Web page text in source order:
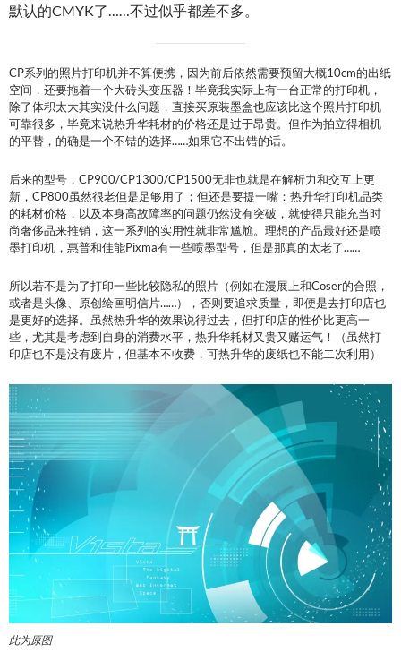
默认的CMYK了……不过似乎都差不多。
CP系列的照片打印机并不算便携，因为前后依然需要预留大概10cm的出纸
空间，还要拖着一个大砖头变压器！毕竟我实际上有一台正常的打印机，
除了体积太大其实没什么问题，直接买原装墨盒也应该比这个照片打印机
可靠很多，毕竟来说热升华耗材的价格还是过于昂贵。但作为拍立得相机
的平替，的确是一个不错的选择……如果它不出错的话。
后来的型号，CP900/CP1300/CP1500无非也就是在解析力和交互上更
新，CP800虽然很老但是足够用了；但还是要提一嘴：热升华打印机品类
的耗材价格，以及本身高故障率的问题仍然没有突破，就使得只能充当时
尚奢侈品来推销，这一系列的实用性就非常尴尬。理想的产品最好还是喷
墨打印机，惠普和佳能Pixma有一些喷墨型号，但是那真的太老了……
所以若不是为了打印一些比较隐私的照片（例如在漫展上和Coser的合照，
或者是头像、原创绘画明信片……），否则要追求质量，即便是去打印店也
是更好的选择。虽然热升华的效果说得过去，但打印店的性价比更高一
些，尤其是考虑到自身的消费水平，热升华耗材又贵又赌运气！（虽然打
印店也不是没有废片，但基本不收费，可热升华的废纸也不能二次利用）
此为原图